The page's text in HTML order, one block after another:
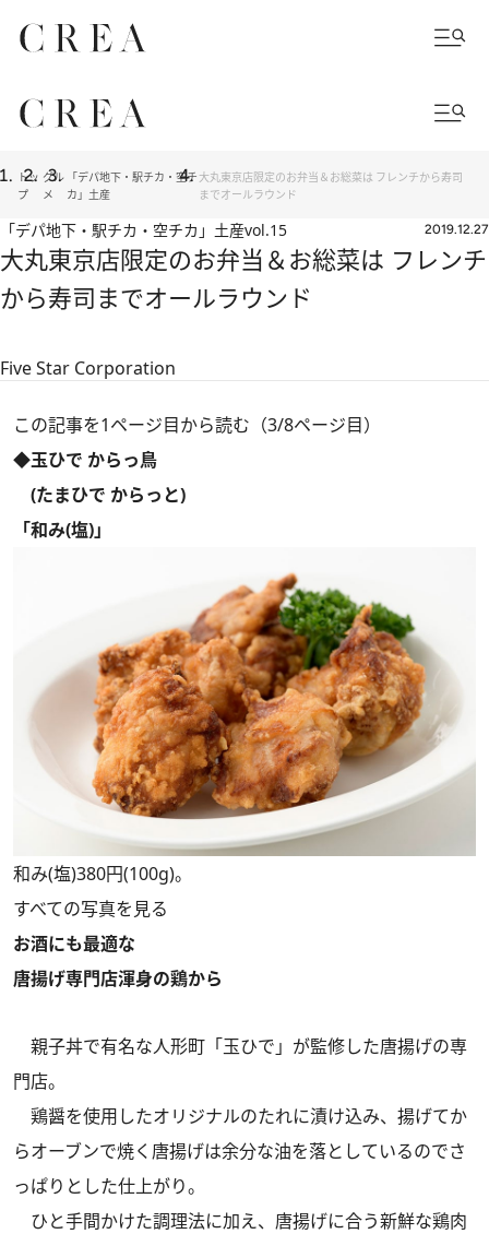
トッ
プ
グル
メ
「デパ地下・駅チカ・空チ
カ」土産
大丸東京店限定のお弁当＆お総菜は フレンチから寿司
までオールラウンド
「デパ地下・駅チカ・空チカ」土産vol.15 2019.12.27
大丸東京店限定のお弁当＆お総菜は フレンチ
から寿司までオールラウンド
Five Star Corporation
この記事を1ページ目から読む（3/8ページ目）
◆玉ひで からっ鳥
(たまひで からっと)
「和み(塩)」
和み(塩)380円(100g)。
すべての写真を見る
お酒にも最適な
唐揚げ専門店渾身の鶏から
親子丼で有名な人形町「玉ひで」が監修した唐揚げの専
門店。
鶏醤を使用したオリジナルのたれに漬け込み、揚げてか
らオーブンで焼く唐揚げは余分な油を落としているのでさ
っぱりとした仕上がり。
ひと手間かけた調理法に加え、唐揚げに合う新鮮な鶏肉